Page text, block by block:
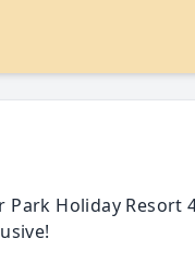
Park Holiday Resort